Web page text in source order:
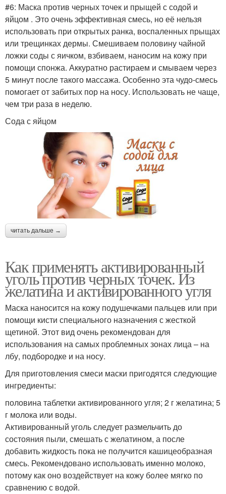
#6: Маска против черных точек и прыщей с содой и
яйцом . Это очень эффективная смесь, но её нельзя
использовать при открытых ранка, воспаленных прыщах
или трещинках дермы. Смешиваем половину чайной
ложки соды с яичком, взбиваем, наносим на кожу при
помощи спонжа. Аккуратно растираем и смываем через
5 минут после такого массажа. Особенно эта чудо-смесь
помогает от забитых пор на носу. Использовать не чаще,
чем три раза в неделю.
Сода с яйцом
читать дальше →
Как применять активированный
уголь против черных точек. Из
желатина и активированного угля
Маска наносится на кожу подушечками пальцев или при
помощи кисти специального назначения с жесткой
щетиной. Этот вид очень рекомендован для
использования на самых проблемных зонах лица – на
лбу, подбородке и на носу.
Для приготовления смеси маски пригодятся следующие
ингредиенты:
половина таблетки активированного угля; 2 г желатина; 5
г молока или воды.
Активированный уголь следует размельчить до
состояния пыли, смешать с желатином, а после
добавить жидкость пока не получится кашицеобразная
смесь. Рекомендовано использовать именно молоко,
потому как оно воздействует на кожу более мягко по
сравнению с водой.